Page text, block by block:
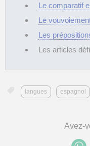
Le comparatif
Le
Les
Les articles
langues espagnol
Avez-